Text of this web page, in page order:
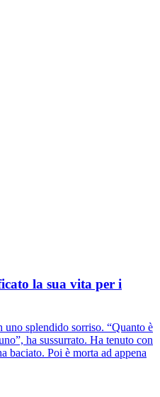
la sua vita per i
splendido sorriso. “Quanto è
ha sussurrato. Ha tenuto con
baciato. Poi è morta ad appena